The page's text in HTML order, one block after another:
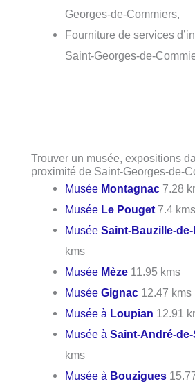
Georges-de-Commiers,
Fourniture de services
Saint-Georges-de-
Trouver un musée, expositions
proximité de Saint-Georges-de-
Musée Montagnac 7.28
Musée Le Pouget 7.4 kms
MuséeSaint-Bauzille-
kms
Musée Mèze 11.95 kms
MuséeGignac 12.47 kms
Musée à Loupian 12.91
Musée àSaint-André-
kms
Musée à Bouzigues